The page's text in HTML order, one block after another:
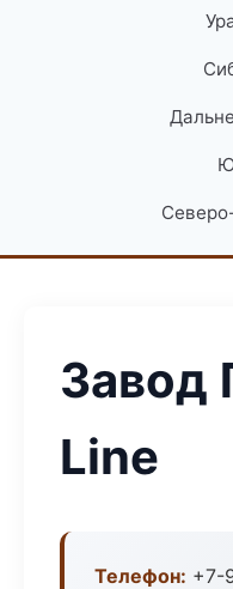
Line
Телефон: +7-